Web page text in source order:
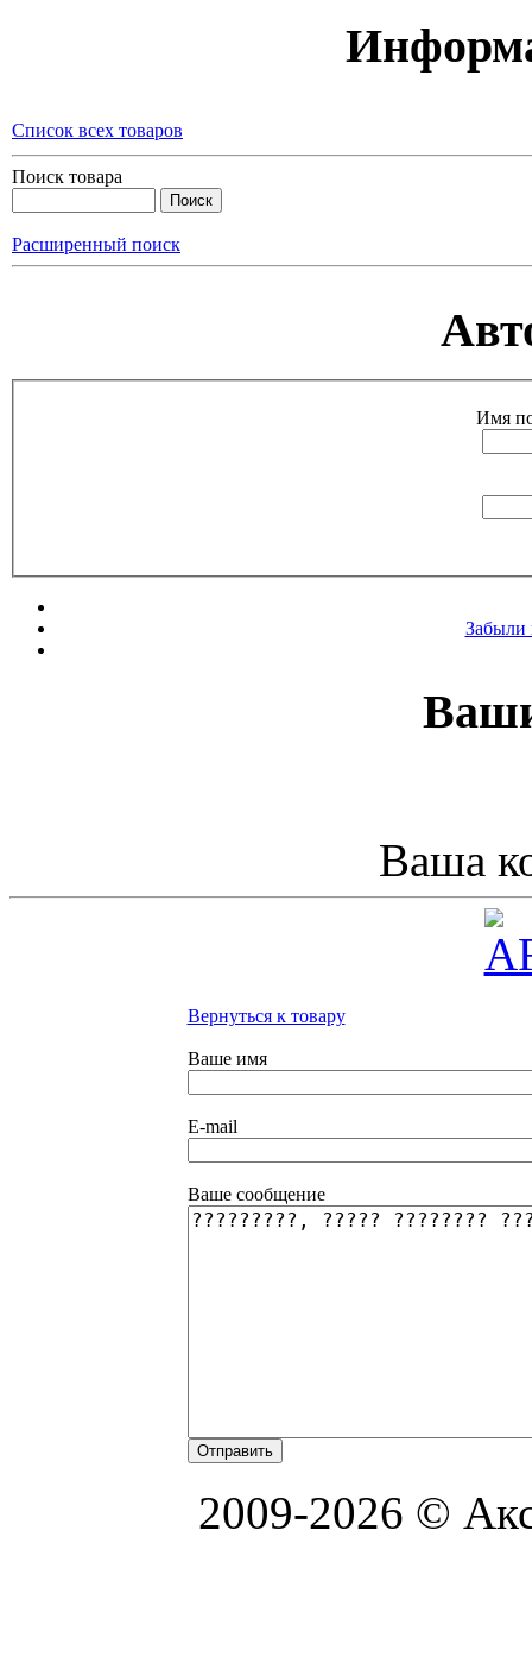
Список всех товаров
Поиск товара
Расширенный поиск
Имя
Забыли
Ваша
Вернуться к товару
Ваше имя
E-mail
Ваше сообщение
2009-2026 ©